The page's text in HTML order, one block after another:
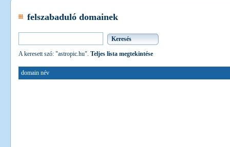
felszabaduló domainek
A keresett szó: "astropic.hu". Teljes lista megtekintése
domain név